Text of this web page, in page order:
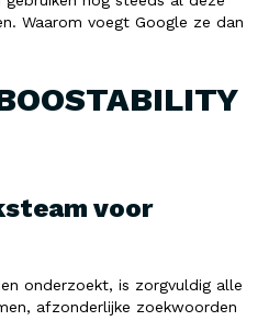
Waarom voegt Google ze dan
voor
onderzoekt, is zorgvuldig alle
afzonderlijke zoekwoorden